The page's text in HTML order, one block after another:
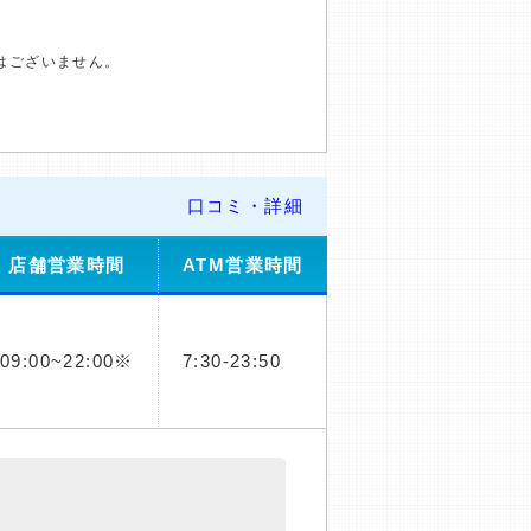
ざいません。
口コミ・詳細
店舗営業時間 ATM営業時間
09:00~22:00※ 7:30-23:50